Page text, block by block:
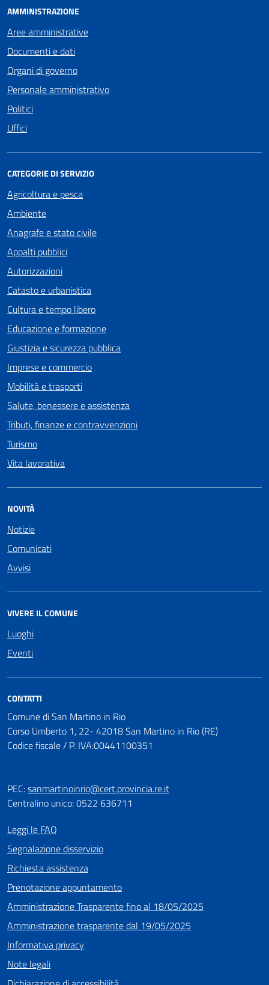
AMMINISTRAZIONE
Aree amministrative
Documenti e dati
Organi di governo
Personale amministrativo
Politici
Uffici
CATEGORIE DI SERVIZIO
Agricoltura e pesca
Ambiente
Anagrafe e stato civile
Appalti pubblici
Autorizzazioni
Catasto e urbanistica
Cultura e tempo libero
Educazione e formazione
Giustizia e sicurezza pubblica
Imprese e commercio
Mobilità e trasporti
Salute, benessere e assistenza
Tributi, finanze e contravvenzioni
Turismo
Vita lavorativa
NOVITÀ
Notizie
Comunicati
Avvisi
VIVERE IL COMUNE
Luoghi
Eventi
CONTATTI
Comune di San Martino in Rio
Corso Umberto 1, 22- 42018 San Martino in Rio (RE)
Codice fiscale / P. IVA:00441100351
PEC:sanmartinoinrio@cert.provincia.re.it
Centralino unico: 0522 636711
Leggi le FAQ
Segnalazione disservizio
Richiesta assistenza
Prenotazione appuntamento
Amministrazione Trasparente fino al 18/05/2025
Amministrazione trasparente dal 19/05/2025
Informativa privacy
Note legali